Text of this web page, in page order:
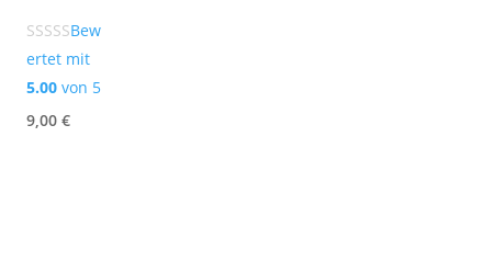
Bew
ertet mit
5.00 von 5
9,00 €